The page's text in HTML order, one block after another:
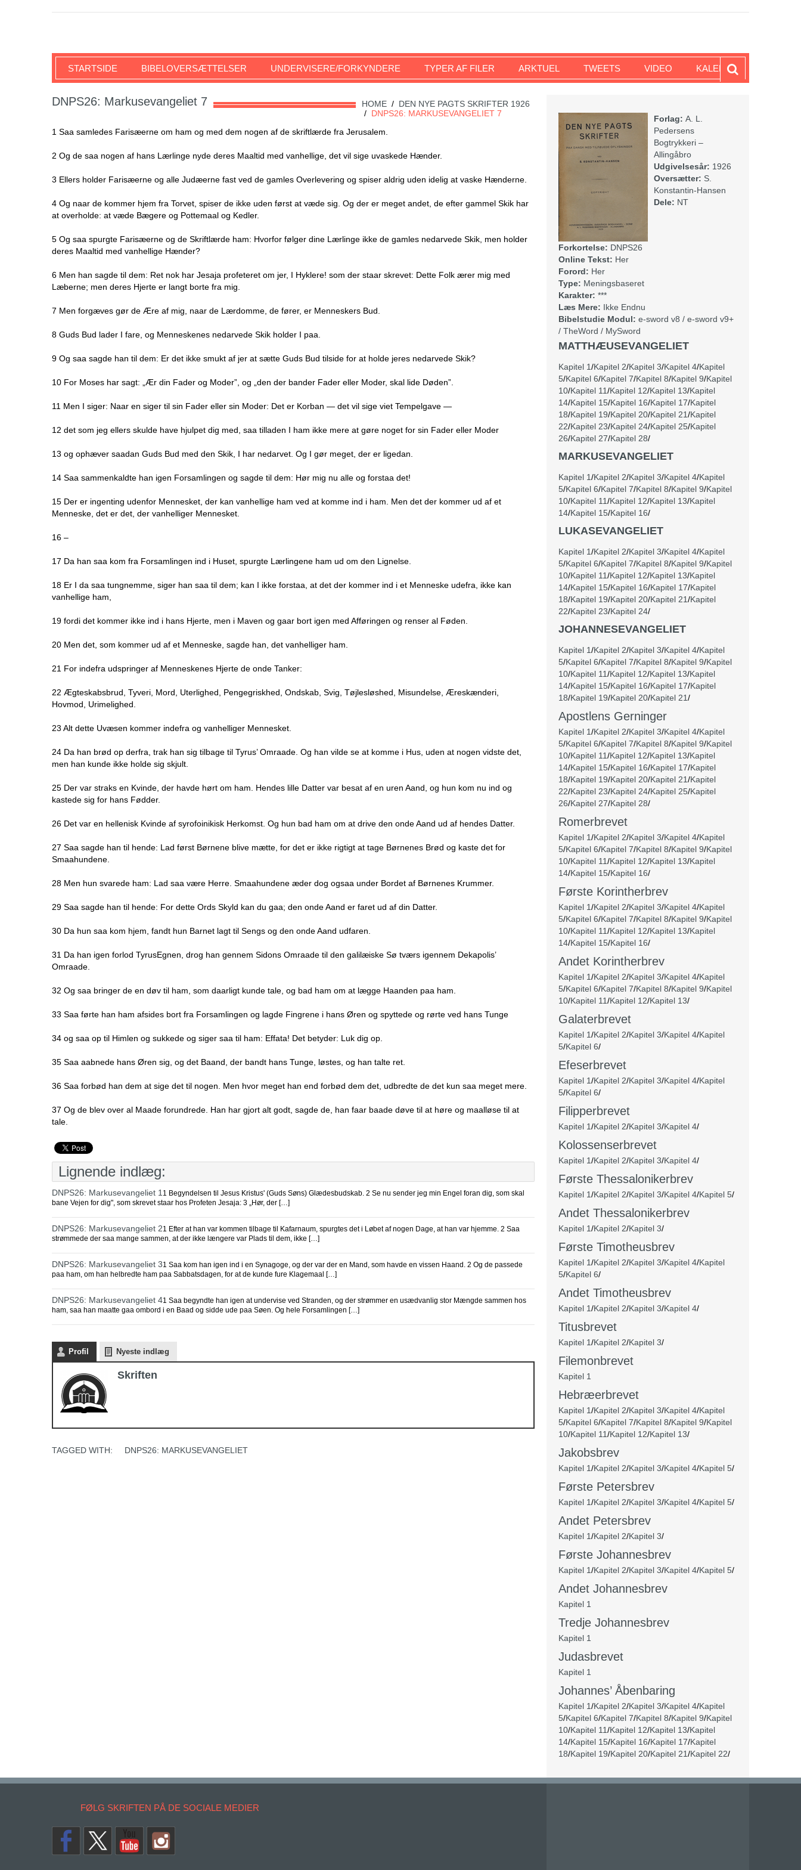
SKRIFTEN
STARTSIDE BIBELOVERSÆTTELSER UNDERVISERE/FORKYNDERE TYPER AF FILER ARKTUEL TWEETS VIDEO KALENDER
HOME / DEN NYE PAGTS SKRIFTER 1926
/ DNPS26: MARKUSEVANGELIET 7
DNPS26: Markusevangeliet 7
1 Saa samledes Farisæerne om ham og med dem nogen af de skriftlærde fra Jerusalem.
2 Og de saa nogen af hans Lærlinge nyde deres Maaltid med vanhellige, det vil sige uvaskede Hænder.
3 Ellers holder Farisæerne og alle Judæerne fast ved de gamles Overlevering og spiser aldrig uden idelig at vaske Hænderne.
4 Og naar de kommer hjem fra Torvet, spiser de ikke uden først at væde sig. Og der er meget andet, de efter gammel Skik har
at overholde: at væde Bægere og Pottemaal og Kedler.
5 Og saa spurgte Farisæerne og de Skriftlærde ham: Hvorfor følger dine Lærlinge ikke de gamles nedarvede Skik, men holder
deres Maaltid med vanhellige Hænder?
6 Men han sagde til dem: Ret nok har Jesaja profeteret om jer, I Hyklere! som der staar skrevet: Dette Folk ærer mig med
Læberne; men deres Hjerte er langt borte fra mig.
7 Men forgæves gør de Ære af mig, naar de Lærdomme, de fører, er Menneskers Bud.
8 Guds Bud lader I fare, og Menneskenes nedarvede Skik holder I paa.
9 Og saa sagde han til dem: Er det ikke smukt af jer at sætte Guds Bud tilside for at holde jeres nedarvede Skik?
10 For Moses har sagt: „Ær din Fader og Moder”, og „den der bander Fader eller Moder, skal lide Døden”.
11 Men I siger: Naar en siger til sin Fader eller sin Moder: Det er Korban — det vil sige viet Tempelgave —
12 det som jeg ellers skulde have hjulpet dig med, saa tilladen I ham ikke mere at gøre noget for sin Fader eller Moder
13 og ophæver saadan Guds Bud med den Skik, I har nedarvet. Og I gør meget, der er ligedan.
14 Saa sammenkaldte han igen Forsamlingen og sagde til dem: Hør mig nu alle og forstaa det!
15 Der er ingenting udenfor Mennesket, der kan vanhellige ham ved at komme ind i ham. Men det der kommer ud af et
Menneske, det er det, der vanhelliger Mennesket.
16 –
17 Da han saa kom fra Forsamlingen ind i Huset, spurgte Lærlingene ham ud om den Lignelse.
18 Er I da saa tungnemme, siger han saa til dem; kan I ikke forstaa, at det der kommer ind i et Menneske udefra, ikke kan
vanhellige ham,
19 fordi det kommer ikke ind i hans Hjerte, men i Maven og gaar bort igen med Afføringen og renser al Føden.
20 Men det, som kommer ud af et Menneske, sagde han, det vanhelliger ham.
21 For indefra udspringer af Menneskenes Hjerte de onde Tanker:
22 Ægteskabsbrud, Tyveri, Mord, Uterlighed, Pengegriskhed, Ondskab, Svig, Tøjlesløshed, Misundelse, Æreskænderi,
Hovmod, Urimelighed.
23 Alt dette Uvæsen kommer indefra og vanhelliger Mennesket.
24 Da han brød op derfra, trak han sig tilbage til Tyrus’ Omraade. Og han vilde se at komme i Hus, uden at nogen vidste det,
men han kunde ikke holde sig skjult.
25 Der var straks en Kvinde, der havde hørt om ham. Hendes lille Datter var besat af en uren Aand, og hun kom nu ind og
kastede sig for hans Fødder.
26 Det var en hellenisk Kvinde af syrofoinikisk Herkomst. Og hun bad ham om at drive den onde Aand ud af hendes Datter.
27 Saa sagde han til hende: Lad først Børnene blive mætte, for det er ikke rigtigt at tage Børnenes Brød og kaste det for
Smaahundene.
28 Men hun svarede ham: Lad saa være Herre. Smaahundene æder dog ogsaa under Bordet af Børnenes Krummer.
29 Saa sagde han til hende: For dette Ords Skyld kan du gaa; den onde Aand er faret ud af din Datter.
30 Da hun saa kom hjem, fandt hun Barnet lagt til Sengs og den onde Aand udfaren.
31 Da han igen forlod TyrusEgnen, drog han gennem Sidons Omraade til den galilæiske Sø tværs igennem Dekapolis’
Omraade.
32 Og saa bringer de en døv til ham, som daarligt kunde tale, og bad ham om at lægge Haanden paa ham.
33 Saa førte han ham afsides bort fra Forsamlingen og lagde Fingrene i hans Øren og spyttede og rørte ved hans Tunge
34 og saa op til Himlen og sukkede og siger saa til ham: Effata! Det betyder: Luk dig op.
35 Saa aabnede hans Øren sig, og det Baand, der bandt hans Tunge, løstes, og han talte ret.
36 Saa forbød han dem at sige det til nogen. Men hvor meget han end forbød dem det, udbredte de det kun saa meget mere.
37 Og de blev over al Maade forundrede. Han har gjort alt godt, sagde de, han faar baade døve til at høre og maalløse til at
tale.
Lignende indlæg:
DNPS26: Markusevangeliet 1 1 Begyndelsen til Jesus Kristus' (Guds Søns) Glædesbudskab. 2 Se nu sender jeg min Engel foran dig, som skal
bane Vejen for dig", som skrevet staar hos Profeten Jesaja: 3 „Hør, der […]
DNPS26: Markusevangeliet 21 Efter at han var kommen tilbage til Kafarnaum, spurgtes det i Løbet af nogen Dage, at han var hjemme. 2 Saa
strømmede der saa mange sammen, at der ikke længere var Plads til dem, ikke […]
DNPS26: Markusevangeliet 31 Saa kom han igen ind i en Synagoge, og der var der en Mand, som havde en vissen Haand. 2 Og de passede
paa ham, om han helbredte ham paa Sabbatsdagen, for at de kunde fure Klagemaal […]
DNPS26: Markusevangeliet 41 Saa begyndte han igen at undervise ved Stranden, og der strømmer en usædvanlig stor Mængde sammen hos
ham, saa han maatte gaa ombord i en Baad og sidde ude paa Søen. Og hele Forsamlingen […]
Profil Nyeste indlæg
Skriften
TAGGED WITH: DNPS26: MARKUSEVANGELIET
Forlag: A. L.
Pedersens
Bogtrykkeri –
Allingåbro
Udgivelsesår: 1926
Oversætter: S.
Konstantin-Hansen
Dele: NT
Forkortelse: DNPS26
Online Tekst: Her
Forord: Her
Type: Meningsbaseret
Karakter: ***
Læs Mere: Ikke Endnu
Bibelstudie Modul: e-sword v8 / e-sword v9+
/ TheWord / MySword
MATTHÆUSEVANGELIET
Kapitel 1/Kapitel 2/Kapitel 3/Kapitel 4/Kapitel
5/Kapitel 6/Kapitel 7/Kapitel 8/Kapitel 9/Kapitel
10/Kapitel 11/Kapitel 12/Kapitel 13/Kapitel
14/Kapitel 15/Kapitel 16/Kapitel 17/Kapitel
18/Kapitel 19/Kapitel 20/Kapitel 21/Kapitel
22/Kapitel 23/Kapitel 24/Kapitel 25/Kapitel
26/Kapitel 27/Kapitel 28/
MARKUSEVANGELIET
Kapitel 1/Kapitel 2/Kapitel 3/Kapitel 4/Kapitel
5/Kapitel 6/Kapitel 7/Kapitel 8/Kapitel 9/Kapitel
10/Kapitel 11/Kapitel 12/Kapitel 13/Kapitel
14/Kapitel 15/Kapitel 16/
LUKASEVANGELIET
Kapitel 1/Kapitel 2/Kapitel 3/Kapitel 4/Kapitel
5/Kapitel 6/Kapitel 7/Kapitel 8/Kapitel 9/Kapitel
10/Kapitel 11/Kapitel 12/Kapitel 13/Kapitel
14/Kapitel 15/Kapitel 16/Kapitel 17/Kapitel
18/Kapitel 19/Kapitel 20/Kapitel 21/Kapitel
22/Kapitel 23/Kapitel 24/
JOHANNESEVANGELIET
Kapitel 1/Kapitel 2/Kapitel 3/Kapitel 4/Kapitel
5/Kapitel 6/Kapitel 7/Kapitel 8/Kapitel 9/Kapitel
10/Kapitel 11/Kapitel 12/Kapitel 13/Kapitel
14/Kapitel 15/Kapitel 16/Kapitel 17/Kapitel
18/Kapitel 19/Kapitel 20/Kapitel 21/
Apostlens Gerninger
Kapitel 1/Kapitel 2/Kapitel 3/Kapitel 4/Kapitel
5/Kapitel 6/Kapitel 7/Kapitel 8/Kapitel 9/Kapitel
10/Kapitel 11/Kapitel 12/Kapitel 13/Kapitel
14/Kapitel 15/Kapitel 16/Kapitel 17/Kapitel
18/Kapitel 19/Kapitel 20/Kapitel 21/Kapitel
22/Kapitel 23/Kapitel 24/Kapitel 25/Kapitel
26/Kapitel 27/Kapitel 28/
Romerbrevet
Kapitel 1/Kapitel 2/Kapitel 3/Kapitel 4/Kapitel
5/Kapitel 6/Kapitel 7/Kapitel 8/Kapitel 9/Kapitel
10/Kapitel 11/Kapitel 12/Kapitel 13/Kapitel
14/Kapitel 15/Kapitel 16/
Første Korintherbrev
Kapitel 1/Kapitel 2/Kapitel 3/Kapitel 4/Kapitel
5/Kapitel 6/Kapitel 7/Kapitel 8/Kapitel 9/Kapitel
10/Kapitel 11/Kapitel 12/Kapitel 13/Kapitel
14/Kapitel 15/Kapitel 16/
Andet Korintherbrev
Kapitel 1/Kapitel 2/Kapitel 3/Kapitel 4/Kapitel
5/Kapitel 6/Kapitel 7/Kapitel 8/Kapitel 9/Kapitel
10/Kapitel 11/Kapitel 12/Kapitel 13/
Galaterbrevet
Kapitel 1/Kapitel 2/Kapitel 3/Kapitel 4/Kapitel
5/Kapitel 6/
Efeserbrevet
Kapitel 1/Kapitel 2/Kapitel 3/Kapitel 4/Kapitel
5/Kapitel 6/
Filipperbrevet
Kapitel 1/Kapitel 2/Kapitel 3/Kapitel 4/
Kolossenserbrevet
Kapitel 1/Kapitel 2/Kapitel 3/Kapitel 4/
Første Thessalonikerbrev
Kapitel 1/Kapitel 2/Kapitel 3/Kapitel 4/Kapitel 5/
Andet Thessalonikerbrev
Kapitel 1/Kapitel 2/Kapitel 3/
Første Timotheusbrev
Kapitel 1/Kapitel 2/Kapitel 3/Kapitel 4/Kapitel
5/Kapitel 6/
Andet Timotheusbrev
Kapitel 1/Kapitel 2/Kapitel 3/Kapitel 4/
Titusbrevet
Kapitel 1/Kapitel 2/Kapitel 3/
Filemonbrevet
Kapitel 1
Hebræerbrevet
Kapitel 1/Kapitel 2/Kapitel 3/Kapitel 4/Kapitel
5/Kapitel 6/Kapitel 7/Kapitel 8/Kapitel 9/Kapitel
10/Kapitel 11/Kapitel 12/Kapitel 13/
Jakobsbrev
Kapitel 1/Kapitel 2/Kapitel 3/Kapitel 4/Kapitel 5/
Første Petersbrev
Kapitel 1/Kapitel 2/Kapitel 3/Kapitel 4/Kapitel 5/
Andet Petersbrev
Kapitel 1/Kapitel 2/Kapitel 3/
Første Johannesbrev
Kapitel 1/Kapitel 2/Kapitel 3/Kapitel 4/Kapitel 5/
Andet Johannesbrev
Kapitel 1
Tredje Johannesbrev
Kapitel 1
Judasbrevet
Kapitel 1
Johannes’ Åbenbaring
Kapitel 1/Kapitel 2/Kapitel 3/Kapitel 4/Kapitel
5/Kapitel 6/Kapitel 7/Kapitel 8/Kapitel 9/Kapitel
10/Kapitel 11/Kapitel 12/Kapitel 13/Kapitel
14/Kapitel 15/Kapitel 16/Kapitel 17/Kapitel
18/Kapitel 19/Kapitel 20/Kapitel 21/Kapitel 22/
FØLG SKRIFTEN PÅ DE SOCIALE MEDIER